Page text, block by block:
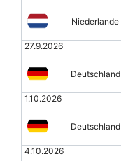
Niederlande
27.9.2026
Deutschland
1.10.2026
Deutschland
4.10.2026